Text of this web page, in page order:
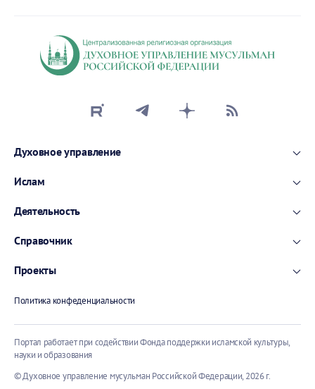
Духовное управление
Ислам
Деятельность
Справочник
Проекты
Политика конфеденциальности
Портал работает при содействии Фонда поддержки исламской культуры,
науки и образования
© Духовное управление мусульман Российской Федерации, 2026 г.